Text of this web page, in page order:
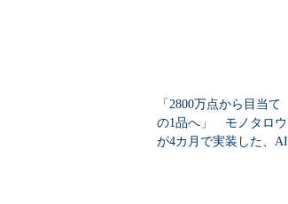
「2800万点から目当て
の1品へ」 モノタロウ
が4カ月で実装した、AI